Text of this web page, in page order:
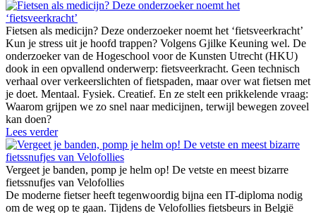
Fietsen als medicijn? Deze onderzoeker noemt het ‘fietsveerkracht’
Kun je stress uit je hoofd trappen? Volgens Gjilke Keuning wel. De
onderzoeker van de Hogeschool voor de Kunsten Utrecht (HKU)
dook in een opvallend onderwerp: fietsveerkracht. Geen technisch
verhaal over verkeerslichten of fietspaden, maar over wat fietsen met
je doet. Mentaal. Fysiek. Creatief. En ze stelt een prikkelende vraag:
Waarom grijpen we zo snel naar medicijnen, terwijl bewegen zoveel
kan doen?
Lees verder
Vergeet je banden, pomp je helm op! De vetste en meest bizarre
fietssnufjes van Velofollies
De moderne fietser heeft tegenwoordig bijna een IT-diploma nodig
om de weg op te gaan. Tijdens de Velofollies fietsbeurs in België